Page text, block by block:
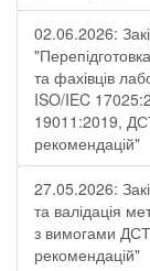
02.06.2026:
та фахівців
ISO/IEC
19011:2019,
рекомендацій"
27.05.2026:
та валідація
з вимогами
рекомендацій"